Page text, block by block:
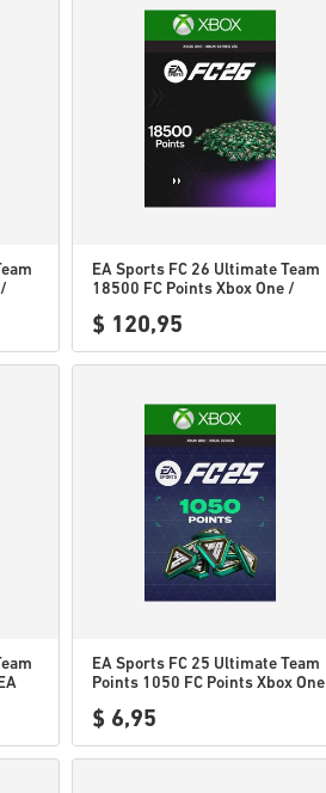
EA Sports FC 26 Ultimate Team
18500 FC Points Xbox One /
$ 120,95
EA Sports FC 25 Ultimate Team
Points 1050 FC Points Xbox One
$ 6,95